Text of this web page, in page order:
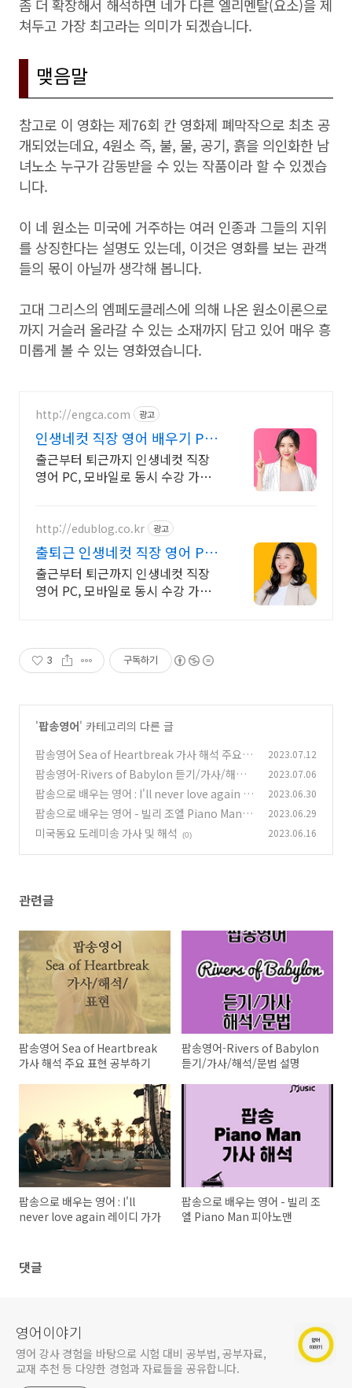
좀 더 확장해서 해석하면 네가 다른 엘리멘탈(요소)을 제
쳐두고 가장 최고라는 의미가 되겠습니다.
맺음말
참고로 이 영화는 제76회 칸 영화제 폐막작으로 최초 공
개되었는데요, 4원소 즉, 불, 물, 공기, 흙을 의인화한 남
녀노소 누구가 감동받을 수 있는 작품이라 할 수 있겠습
니다.
이 네 원소는 미국에 거주하는 여러 인종과 그들의 지위
를 상징한다는 설명도 있는데, 이것은 영화를 보는 관객
들의 몫이 아닐까 생각해 봅니다.
고대 그리스의 엠페도클레스에 의해 나온 원소이론으로
까지 거슬러 올라갈 수 있는 소재까지 담고 있어 매우 흥
미롭게 볼 수 있는 영화였습니다.
http://engca.com 광고
인생네컷 직장 영어 배우기 PC/
스마트폰 동영상강의
출근부터 퇴근까지 인생네컷 직장
영어 PC, 모바일로 동시 수강 가능
http://edublog.co.kr 광고
출퇴근 인생네컷 직장 영어 PC/
스마트폰 동영상강의
출근부터 퇴근까지 인생네컷 직장
영어 PC, 모바일로 동시 수강 가능
3 구독하기
'팝송영어' 카테고리의 다른 글
팝송영어 Sea of Heartbreak 가사 해석 주요
표현 공부하기 (2)
2023.07.12
팝송영어-Rivers of Babylon 듣기/가사/해석/
문법 설명
(1)
2023.07.06
팝송으로 배우는 영어 : I'll never love again 레
이디 가가
(0)
2023.06.30
팝송으로 배우는 영어 - 빌리 조엘 Piano Man
피아노맨
(0)
2023.06.29
미국동요 도레미송 가사 및 해석 (0) 2023.06.16
관련글
팝송영어 Sea of Heartbreak
가사 해석 주요 표현 공부하기
팝송영어-Rivers of Babylon
듣기/가사/해석/문법 설명
팝송으로 배우는 영어 : I'll
never love again 레이디 가가
팝송으로 배우는 영어 - 빌리 조
엘 Piano Man 피아노맨
댓글
영어이야기
영어 강사 경험을 바탕으로 시험 대비 공부법, 공부자료,
교재 추천 등 다양한 경험과 자료들을 공유합니다.